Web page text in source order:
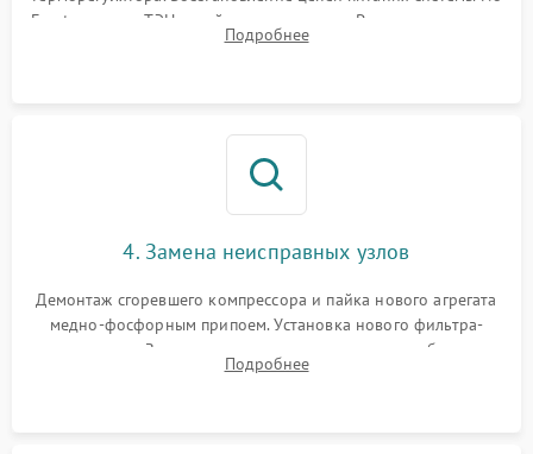
Frost, включая ТЭН оттайки и вентилятор. Ремонт или замена
платы управления при сбоях алгоритмов.
Подробнее
4. Замена неисправных узлов
Демонтаж сгоревшего компрессора и пайка нового агрегата
медно-фосфорным припоем. Установка нового фильтра-
осушителя. Замена изношенных вентиляторов обдува,
сломанных заслонок или поврежденных дверных петель.
Подробнее